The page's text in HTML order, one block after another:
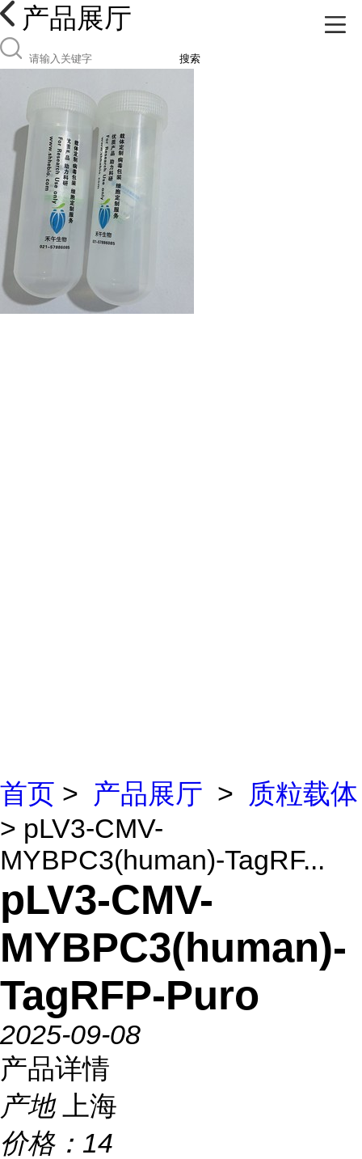
产品展厅
搜索
首页 > 产品展厅 >
质粒载体
> pLV3-CMV-
MYBPC3(human)-TagRF...
pLV3-CMV-
MYBPC3(human)-
TagRFP-Puro
2025-09-08
产品详情
产地
上海
价格： 14